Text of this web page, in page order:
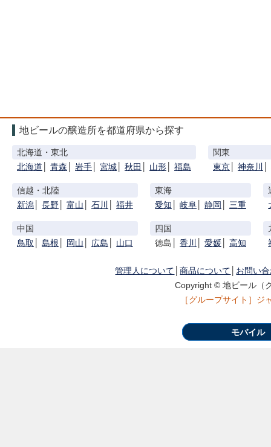
地ビールの醸造所を都道府県から探す
北海道・東北
北海道
青森 岩手 宮城 秋田 山形 福島
関東
東京
神奈川
信越・北陸
新潟
長野 富山 石川 福井
東海
愛知
岐阜 静岡 三重
中国
鳥取
島根 岡山 広島 山口
四国
徳島│
香川 愛媛 高知
管理人について │商品について
お問い
Copyright © 地ビール（
［グループサイト］ ジ
モバイル